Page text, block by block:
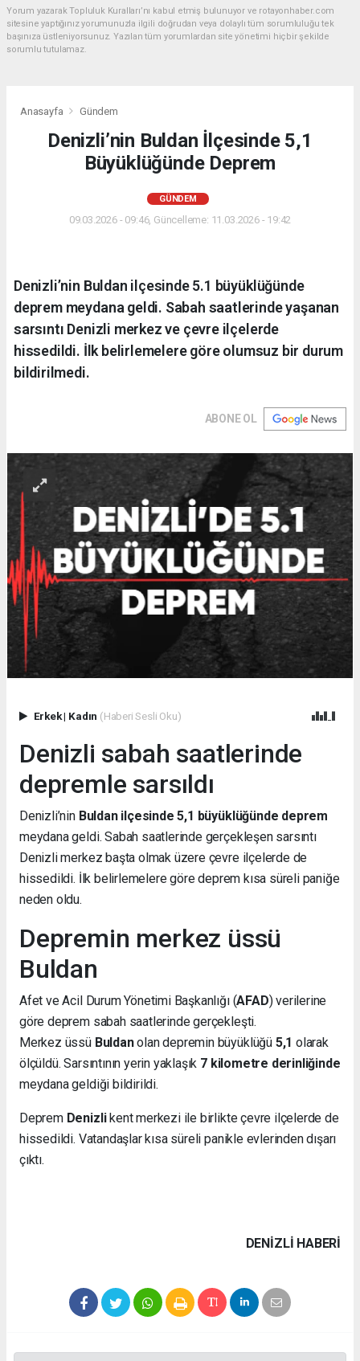
Yorum yazarak Topluluk Kuralları’nı kabul etmiş bulunuyor ve rotayonhaber.com
sitesine yaptığınız yorumunuzla ilgili doğrudan veya dolaylı tüm sorumluluğu tek
başınıza üstleniyorsunuz. Yazılan tüm yorumlardan site yönetimi hiçbir şekilde
sorumlu tutulamaz.
Anasayfa Gündem
Denizli’nin Buldan İlçesinde 5,1
Büyüklüğünde Deprem
GÜNDEM
09.03.2026 - 09:46, Güncelleme: 11.03.2026 - 19:42
Denizli’nin Buldan ilçesinde 5.1 büyüklüğünde
deprem meydana geldi. Sabah saatlerinde yaşanan
sarsıntı Denizli merkez ve çevre ilçelerde
hissedildi. İlk belirlemelere göre olumsuz bir durum
bildirilmedi.
ABONE OL
Erkek| Kadın (Haberi Sesli Oku)
Denizli sabah saatlerinde
depremle sarsıldı
Denizli’nin Buldan ilçesinde 5,1 büyüklüğünde deprem
meydana geldi. Sabah saatlerinde gerçekleşen sarsıntı
Denizli merkez başta olmak üzere çevre ilçelerde de
hissedildi. İlk belirlemelere göre deprem kısa süreli paniğe
neden oldu.
Depremin merkez üssü
Buldan
Afet ve Acil Durum Yönetimi Başkanlığı (AFAD) verilerine
göre deprem sabah saatlerinde gerçekleşti.
Merkez üssü Buldanolan depremin büyüklüğü 5,1 olarak
ölçüldü. Sarsıntının yerin yaklaşık 7 kilometre derinliğinde
meydana geldiği bildirildi.
Deprem Denizlikent merkezi ile birlikte çevre ilçelerde de
hissedildi. Vatandaşlar kısa süreli panikle evlerinden dışarı
çıktı.
DENIZLI HABERİ